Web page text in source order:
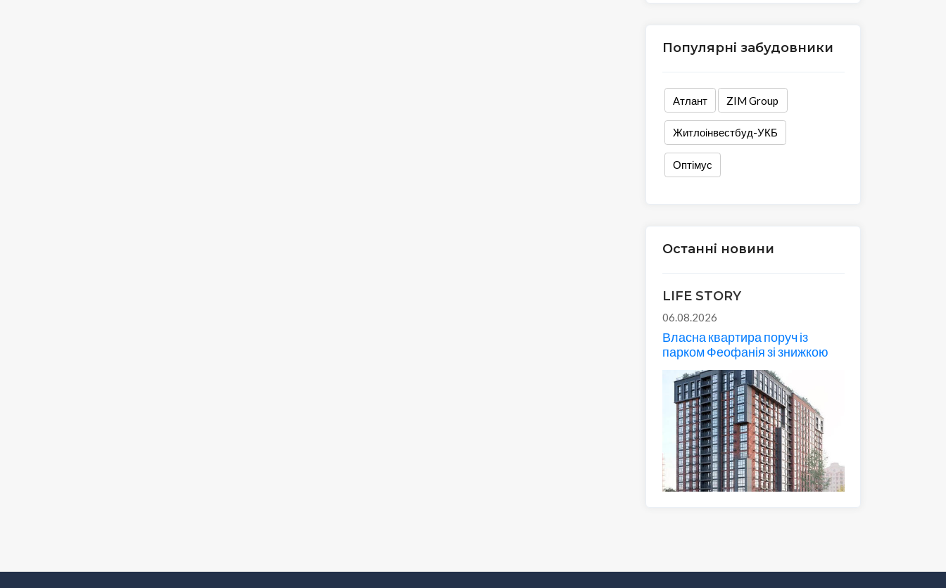
Популярні забудовники
Атлант ZIM Group
Житлоінвестбуд-УКБ
Оптімус
Останні новини
LIFE STORY
06.08.2026
Власна квартира поруч із
парком Феофанія зі знижкою